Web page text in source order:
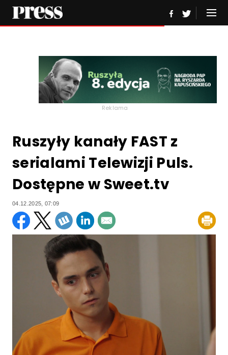
Reklama
Ruszyły kanały FAST z
serialami Telewizji Puls.
Dostępne w Sweet.tv
04.12.2025, 07:09